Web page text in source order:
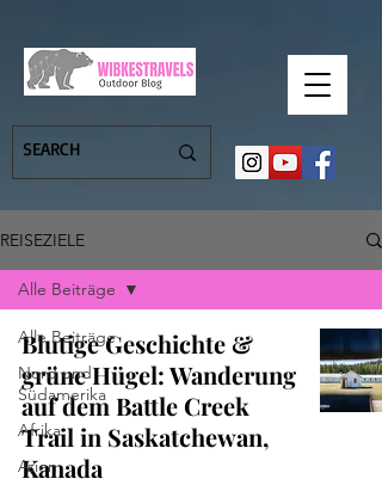
REISEZIELE
Alle Beiträge
Nord und
Südamerika
Afrika
Asien
Alle Beiträge
Blutige Geschichte &
grüne Hügel: Wanderung
auf dem Battle Creek
Trail in Saskatchewan,
Kanada